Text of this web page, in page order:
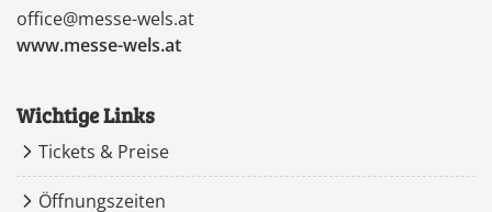
office@messe-wels.at
www.messe-wels.at
Wichtige Links
Tickets & Preise
Öffnungszeiten